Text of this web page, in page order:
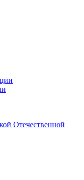
Отечественной